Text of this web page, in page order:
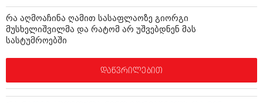
აგვისტო 2010 (461)
ივლისი 2010 (556)
ივნისი 2010 (685)
მაისი 2010 (232)
მარტი 2010 (454)
იანვარი 2010 (422)
რა აღმოაჩინა ღამით სასაფლაოზე გიორგი
მუსხელიშვილმა და რატომ არ უშვებდნენ მას
სასტუმროებში
დაწვრილებით